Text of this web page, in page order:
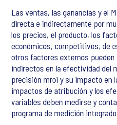
Las ventas, las ganancias y el
directa e indirectamente por
los precios, el producto, los
económicos, competitivos, de
otros factores externos
indirectos en la efectividad del
precisión mroi y su impacto en
impactos de atribución y los
variables deben medirse y
programa de medición